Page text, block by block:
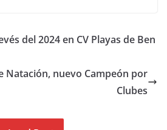
del 2024 en CV Playas de Ben
Natación, nuevo Campeón por
Clubes